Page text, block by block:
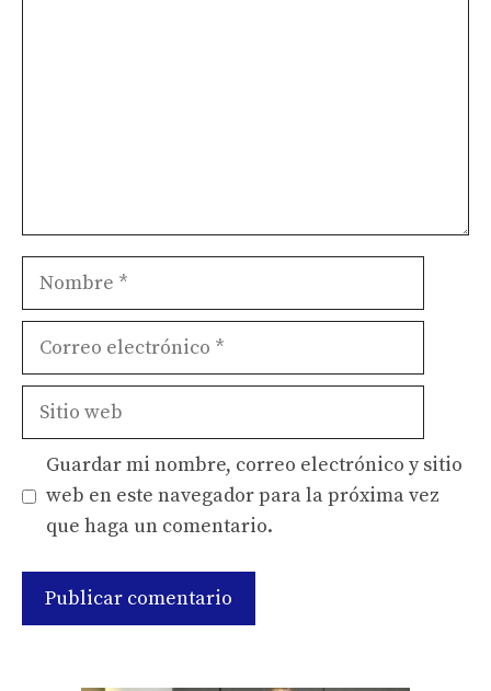
Nombre
Correo
Sitio
Guardar mi nombre, correo electrónico y sitio
web en este navegador para la próxima vez
que haga un comentario.